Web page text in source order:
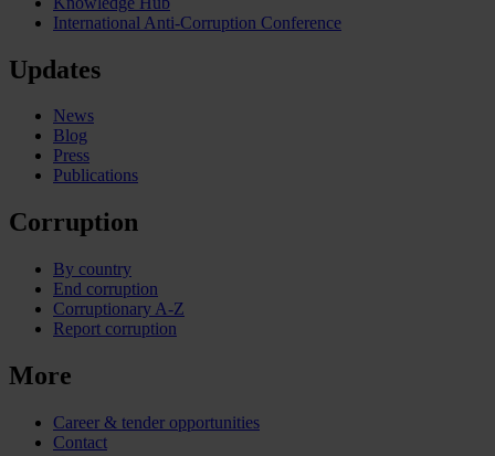
International Anti-Corruption Conference
Updates
News
Blog
Press
Publications
Corruption
By country
End corruption
Corruptionary A-Z
Report corruption
More
Career & tender opportunities
Contact